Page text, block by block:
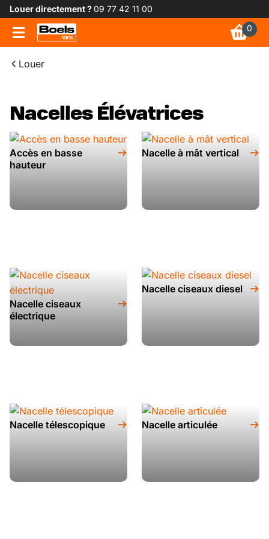
Louer directement ?09 77 42 11 00
0
Louer
Nacelles Élévatrices
Accès en basse
hauteur
Nacelle à mât vertical
Nacelle ciseaux
électrique
Nacelle ciseaux diesel
Nacelle télescopique Nacelle articulée